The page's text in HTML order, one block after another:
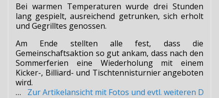
Bei warmen Temperaturen wurde drei Stunden
lang gespielt, ausreichend getrunken, sich erholt
und Gegrilltes genossen.
Am Ende stellten alle fest, dass die
Gemeinschaftsaktion so gut ankam, dass nach den
Sommerferien eine Wiederholung mit einem
Kicker-, Billiard- und Tischtennisturnier angeboten
wird.
…Zur Artikelansicht mit Fotos und evtl. weiteren